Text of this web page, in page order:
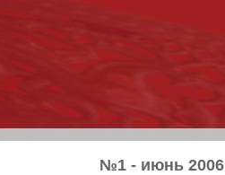
№1 - июнь 2006